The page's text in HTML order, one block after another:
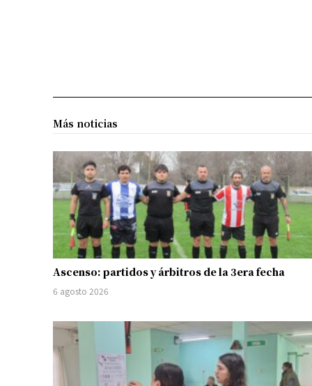
Más noticias
Ascenso: partidos y árbitros de la 3era fecha
6 agosto 2026